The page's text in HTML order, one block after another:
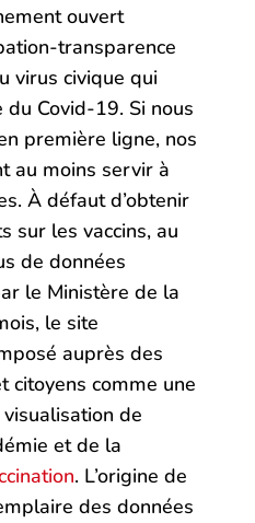
ouvert
transparence
virus civique qui
Covid-19. Si nous
première ligne, nos
au moins servir à
À défaut d’obtenir
sur les vaccins, au
de données
le Ministère de la
le site
auprès des
citoyens comme une
de
et de la
. L’origine de
des données